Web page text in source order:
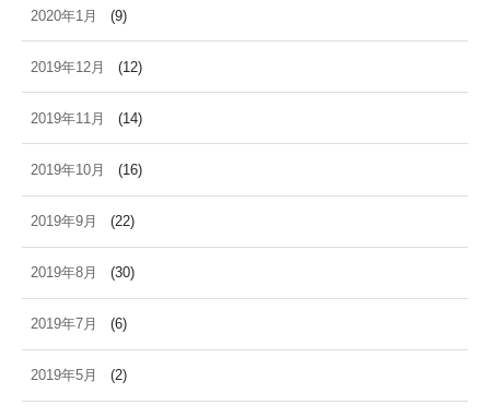
2020年1月 (9)
2019年12月 (12)
2019年11月 (14)
2019年10月 (16)
2019年9月 (22)
2019年8月 (30)
2019年7月 (6)
2019年5月 (2)